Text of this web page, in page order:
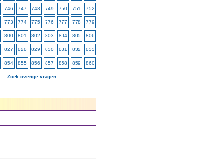
746 747 748 749 750 751 752
773 774 775 776 777 778 779
800 801 802 803 804 805 806
827 828 829 830 831 832 833
854 855 856 857 858 859 860
Zoek overige vragen